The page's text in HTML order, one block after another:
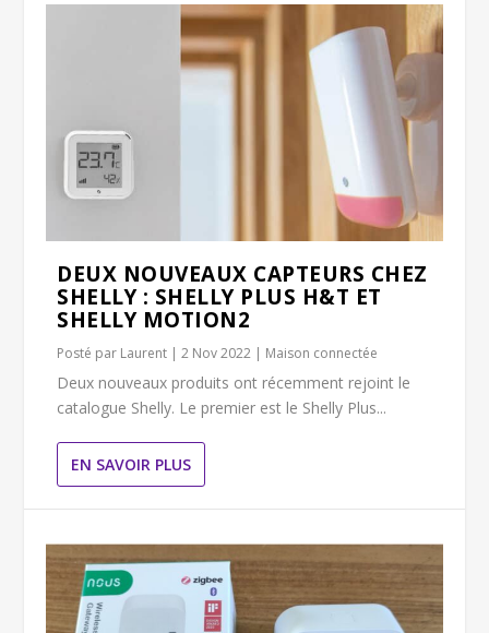
DEUX NOUVEAUX CAPTEURS CHEZ
SHELLY : SHELLY PLUS H&T ET
SHELLY MOTION2
Posté par Laurent |2 Nov 2022 Maison connectée
Deux nouveaux produits ont récemment rejoint le
catalogue Shelly. Le premier est le Shelly Plus...
EN SAVOIR PLUS